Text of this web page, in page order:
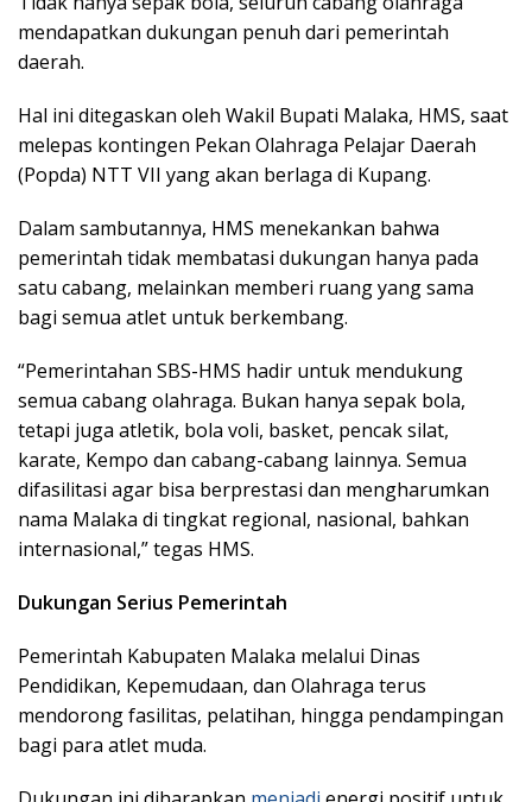
mendapatkan dukungan penuh dari pemerintah
daerah.
Hal ini ditegaskan oleh Wakil Bupati Malaka, HMS, saat
melepas kontingen Pekan Olahraga Pelajar Daerah
(Popda) NTT VII yang akan berlaga di Kupang.
Dalam sambutannya, HMS menekankan bahwa
pemerintah tidak membatasi dukungan hanya pada
satu cabang, melainkan memberi ruang yang sama
bagi semua atlet untuk berkembang.
“Pemerintahan SBS-HMS hadir untuk mendukung
semua cabang olahraga. Bukan hanya sepak bola,
tetapi juga atletik, bola voli, basket, pencak silat,
karate, Kempo dan cabang-cabang lainnya. Semua
difasilitasi agar bisa berprestasi dan mengharumkan
nama Malaka di tingkat regional, nasional, bahkan
internasional,” tegas HMS.
Dukungan Serius Pemerintah
Pemerintah Kabupaten Malaka melalui Dinas
Pendidikan, Kepemudaan, dan Olahraga terus
mendorong fasilitas, pelatihan, hingga pendampingan
bagi para atlet muda.